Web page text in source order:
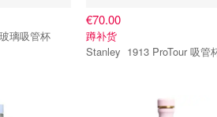
€70.00
蹲补货
Stanley 1913 ProTour 吸